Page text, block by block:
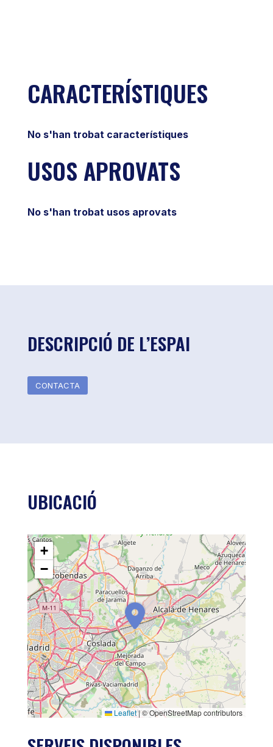
CARACTERÍSTIQUES
No s'han trobat característiques
USOS APROVATS
No s'han trobat usos aprovats
DESCRIPCIÓ DE L’ESPAI
CONTACTA
UBICACIÓ
+
−
Leaflet|© OpenStreetMap contributors